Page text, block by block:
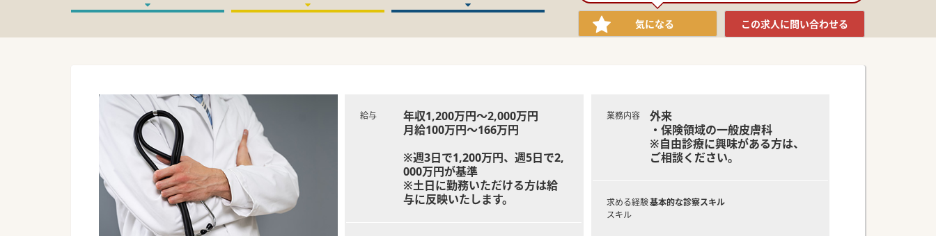
気になる この求人に問い合わせる
給与
年収1,200万円～2,000万円
月給100万円～166万円
※週3日で1,200万円、週5日で2,
000万円が基準
※土日に勤務いただける方は給
与に反映いたします。
業務内容
外来
・保険領域の一般皮膚科
※自由診療に興味がある方は、
ご相談ください。
求める経験
スキル
基本的な診察スキル